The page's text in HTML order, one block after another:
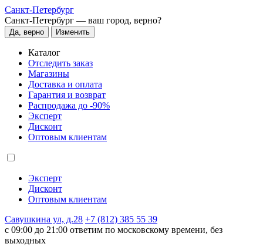
Санкт-Петербург
Санкт-Петербург — ваш город, верно?
Да, верно Изменить
Каталог
Отследить заказ
Магазины
Доставка и оплата
Гарантия и возврат
Распродажа до -90%
Эксперт
Дисконт
Оптовым клиентам
Эксперт
Дисконт
Оптовым клиентам
Савушкина ул, д.28 +7 (812) 385 55 39
c 09:00 до 21:00 ответим по московскому времени, без
выходных